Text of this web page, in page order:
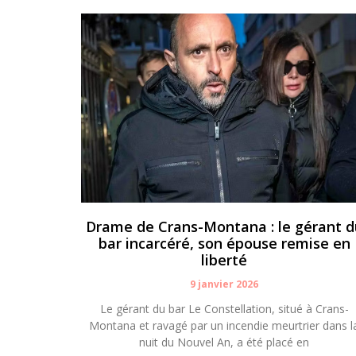
Drame de Crans-Montana : le gérant
bar incarcéré, son épouse remise en
liberté
9 janvier 2026
Le gérant du bar Le Constellation, situé à Crans-
Montana et ravagé par un incendie meurtrier dans
nuit du Nouvel An, a été placé en